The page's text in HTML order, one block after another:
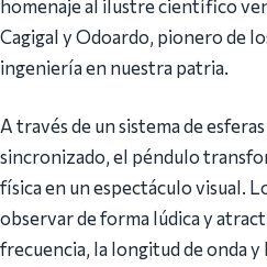
homenaje al ilustre científico
Cagigal y Odoardo, pionero de
ingeniería en nuestra patria.
A través de un sistema de
sincronizado, el péndulo
física en un espectáculo visual.
observar de forma lúdica y
frecuencia, la longitud de onda